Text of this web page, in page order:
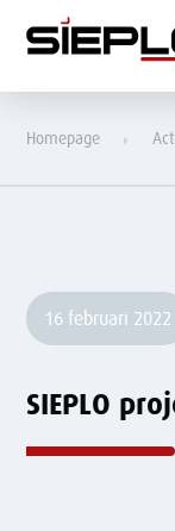
Homepage
16 februari 2022
SIEPLO